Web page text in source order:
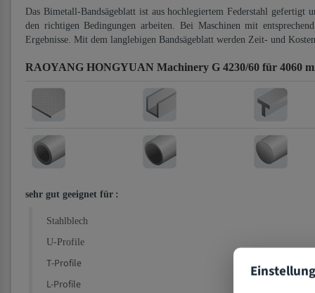
Das Bimetall-Bandsägeblatt ist aus hochlegiertem Federstahl
den richtigen Bedingungen arbeiten. Bei Maschinen mit
Ergebnisse. Mit dem langlebigen Bandsägeblatt werden Zeit- und
RAOYANG HONGYUAN Machinery G 4230/60 für 4060
sehr gut geeignet für :
Stahlblech
U-Profile
T-Profile
L-Profile